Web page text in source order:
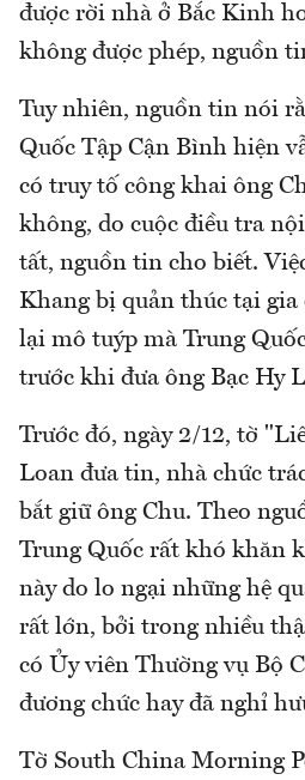
được rời nhà ở Bắc Kinh
không được phép, nguồn
Tuy nhiên, nguồn tin nói
Quốc Tập Cận Bình hiện
có truy tố công khai ông
không, do cuộc điều tra
tất, nguồn tin cho biết.
Khang bị quản thúc tại gia
lại mô tuýp mà Trung
trước khi đưa ông Bạc Hy
Trước đó, ngày 2/12, tờ
Loan đưa tin, nhà chức
bắt giữ ông Chu. Theo
Trung Quốc rất khó khăn
này do lo ngại những hệ
rất lớn, bởi trong nhiều
có Ủy viên Thường vụ Bộ
đương chức hay đã nghỉ
Tờ South China Morning